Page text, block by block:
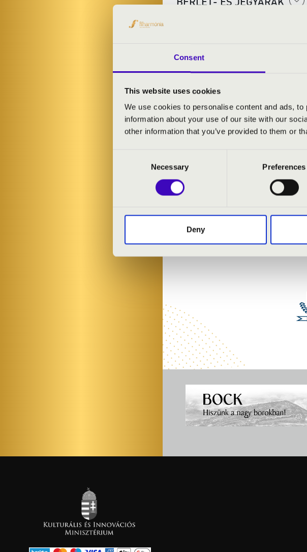
Consent
This website uses cookies
We use cookies to personalise content and ads,
information about your use of our site with our
other information that you’ve provided to them or
Necessary Preferences
Deny
Hsin-Ni Liu- zongora
MŰSOR:
Schumann: g-moll szonáta, No. 2.